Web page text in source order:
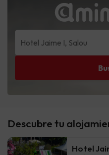
Descubre tu
Hotel